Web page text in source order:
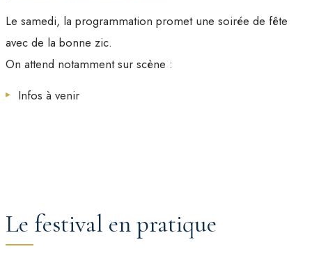
Le samedi, la programmation promet une soirée de fête
avec de la bonne zic.
On attend notamment sur scène :
Infos à venir
Le festival en pratique